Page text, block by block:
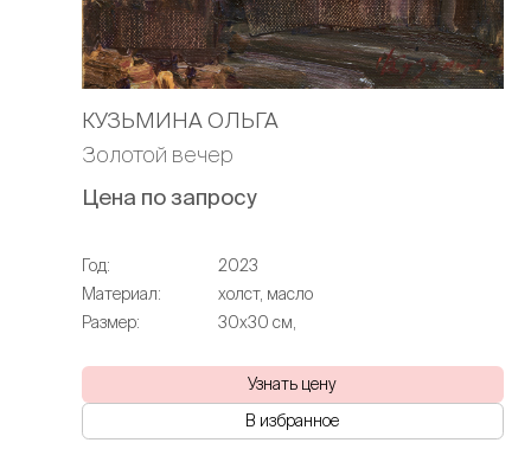
КУЗЬМИНА ОЛЬГА
Золотой вечер
Цена по запросу
Год:
2023
Материал:
холст, масло
Размер:
30х30 см,
Узнать цену
В избранное